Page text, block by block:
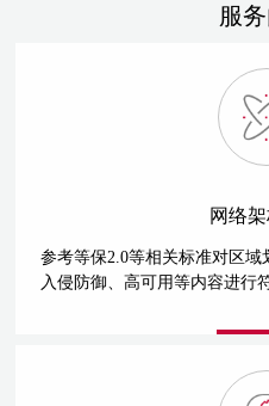
服
网络
参考等保2.0等相关标准对区域
入侵防御、高可用等内容进行